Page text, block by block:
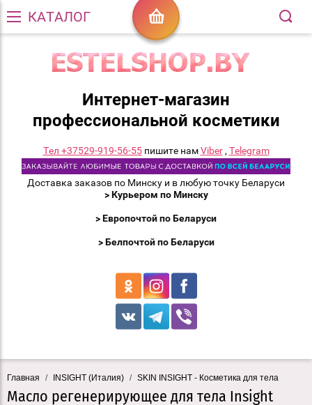
КАТАЛОГ
Интернет-магазин
профессиональной косметики
Тел +37529-919-56-55пишите намViber, Telegram
Доставка заказов по Минску и в любую точку Беларуси
> Курьером по Минску
> Европочтой по Беларуси
> Белпочтой по Беларуси
Главная / INSIGHT (Италия) / SKIN INSIGHT - Косметика для тела
Масло регенерирующее для тела Insight